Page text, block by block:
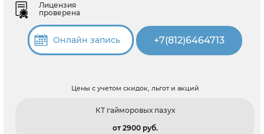
Лицензия
проверена
Онлайн запись +7(812)6464713
Цены с учетом скидок, льгот и акций
КТ гайморовых пазух
от 2900 pуб.